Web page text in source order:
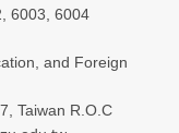
6003, 6004
and Foreign
Taiwan R.O.C